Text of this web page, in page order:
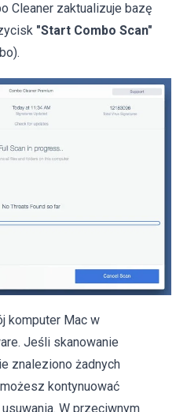
Cleaner zaktualizuje bazę
"Start Combo Scan"
komputer Mac w
Jeśli skanowanie
znaleziono żadnych
kontynuować
W przeciwnym